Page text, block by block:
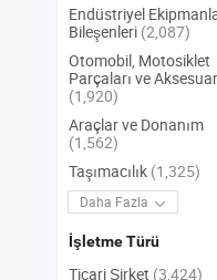
Endüstriyel
Bileşenleri (2,087)
Otomobil, Motosiklet
Parçaları ve
(1,920)
Araçlar ve Donanım
(1,562)
Taşımacılık (1,325)
Daha Fazla
İşletme Türü
Ticari Şirket (3,424)